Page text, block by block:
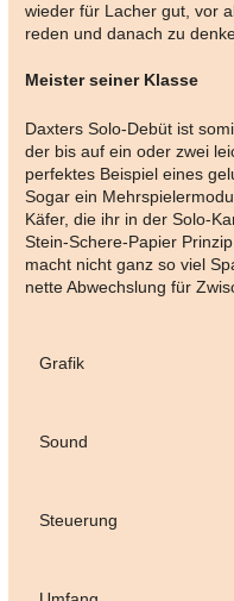
wieder für Lacher gut, vor
reden und danach zu
Meister seiner Klasse
Daxters Solo-Debüt ist
der bis auf ein oder zwei
perfektes Beispiel eines
Sogar ein
Käfer, die ihr in der Solo-
Stein-Schere-Papier
macht nicht ganz so viel
nette Abwechslung für
Grafik
Sound
Steuerung